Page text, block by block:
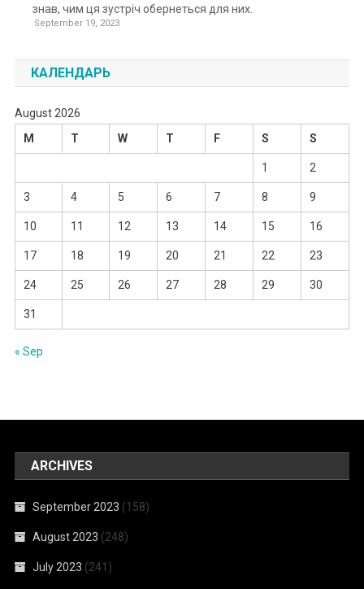
знав, чим ця зустріч обернеться для них.
September 19, 2023
КАЛЕНДАРЬ
August 2026
M
T W T F S S
1 2
3 4 5 6 7 8 9
10 11 12 13 14 15 16
17 18 19 20 21 22 23
24 25 26 27 28 29 30
31
« Sep
ARCHIVES
September 2023 (158)
August 2023 (248)
July 2023 (241)